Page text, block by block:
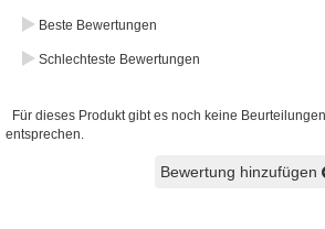
Beste Bewertungen
Schlechteste Bewertungen
Für dieses Produkt gibt es noch keine
entsprechen.
Bewertung hinzufügen